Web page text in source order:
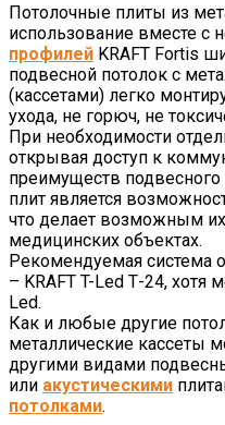
Потолочные плиты из
использование вместе с
профилей KRAFT Fortis
подвесной потолок с
(кассетами) легко
ухода, не горюч, не
При необходимости
открывая доступ к
преимуществ подвесного
плит является
что делает возможным
медицинских объектах.
Рекомендуемая система
– KRAFT T-Led Т-24, хотя
Led.
Как и любые другие
металлические кассеты
другими видами
или акустическими
потолками.